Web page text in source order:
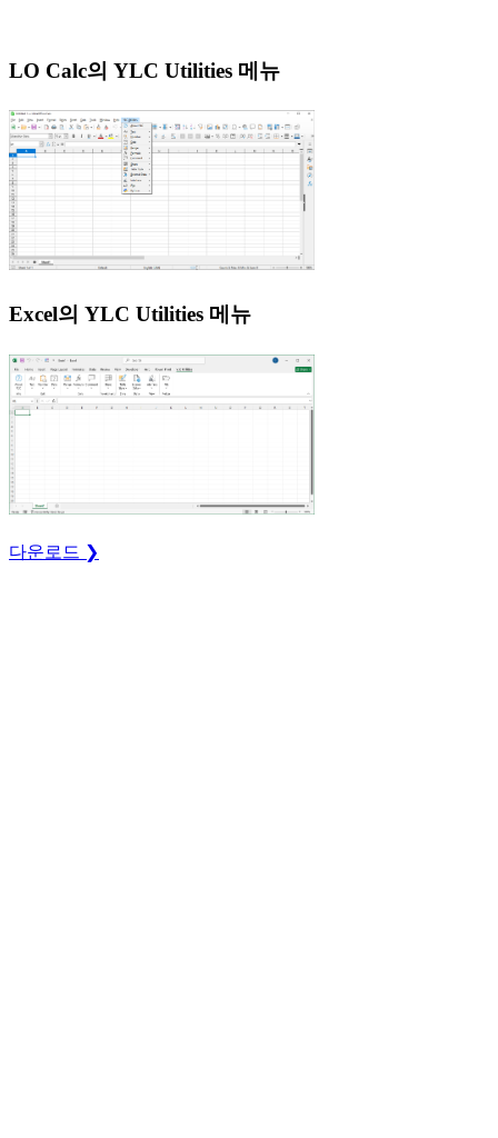
LO Calc의 YLC Utilities 메뉴
Excel의 YLC Utilities 메뉴
다운로드 ❯